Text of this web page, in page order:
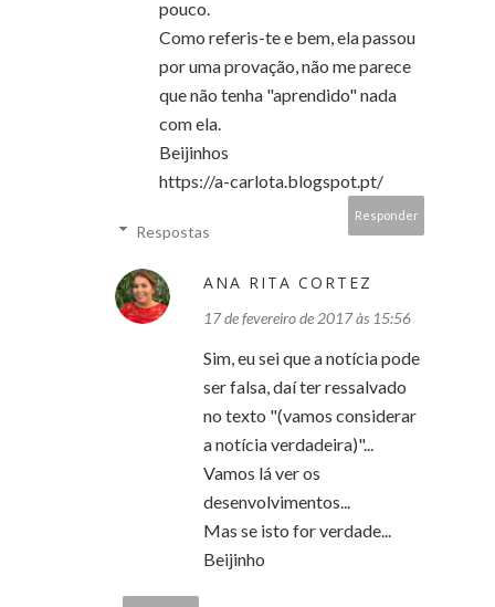
pouco.
Como referis-te e bem, ela passou
por uma provação, não me parece
que não tenha "aprendido" nada
com ela.
Beijinhos
https://a-carlota.blogspot.pt/
Responder
Respostas
ANA RITA CORTEZ
17 de fevereiro de 2017 às 15:56
Sim, eu sei que a notícia pode
ser falsa, daí ter ressalvado
no texto "(vamos considerar
a notícia verdadeira)"...
Vamos lá ver os
desenvolvimentos...
Mas se isto for verdade...
Beijinho